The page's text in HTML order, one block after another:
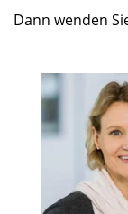
Dann wenden